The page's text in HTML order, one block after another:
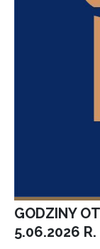
GODZINY
5.06.2026 R.